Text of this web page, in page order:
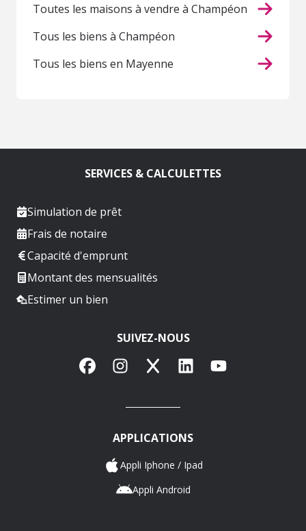
Toutes les maisons à vendre à Champéon
Tous les biens à Champéon
Tous les biens en Mayenne
SERVICES & CALCULETTES
Simulation de prêt
Frais de notaire
Capacité d'emprunt
Montant des mensualités
Estimer un bien
SUIVEZ-NOUS
FacebookInstagram
X LinkedInYouTube
APPLICATIONS
Appli Iphone / Ipad
Appli Android